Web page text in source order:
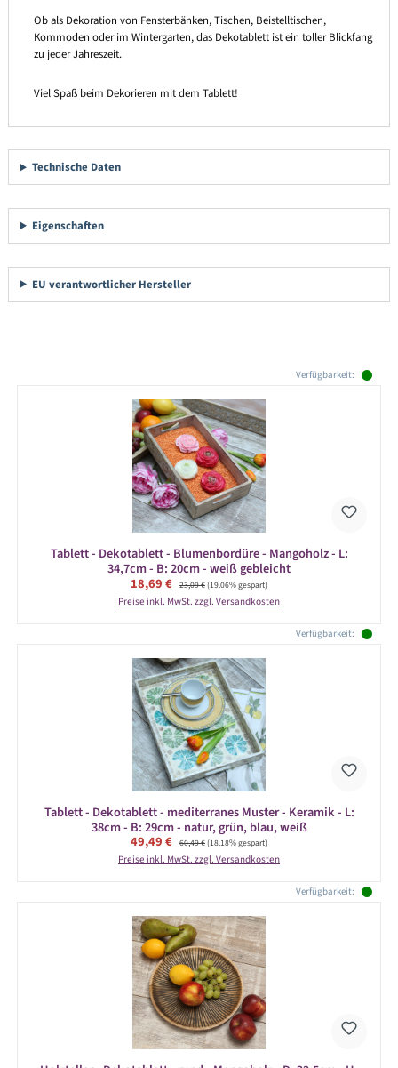
Ob als Dekoration von Fensterbänken, Tischen, Beistelltischen,
Kommoden oder im Wintergarten, das Dekotablett ist ein toller Blickfang
zu jeder Jahreszeit.
Viel Spaß beim Dekorieren mit dem Tablett!
Technische Daten
Eigenschaften
EU verantwortlicher Hersteller
Verfügbarkeit:
Tablett - Dekotablett - Blumenbordüre - Mangoholz - L:
34,7cm - B: 20cm - weiß gebleicht
Verkaufspreis:
18,69 € Regulärer Preis:
23,09 €(19.06% gespart)
Preise inkl. MwSt. zzgl. Versandkosten
Verfügbarkeit:
Tablett - Dekotablett - mediterranes Muster - Keramik - L:
38cm - B: 29cm - natur, grün, blau, weiß
Verkaufspreis:
49,49 € Regulärer Preis:
60,49 €(18.18% gespart)
Preise inkl. MwSt. zzgl. Versandkosten
Verfügbarkeit: